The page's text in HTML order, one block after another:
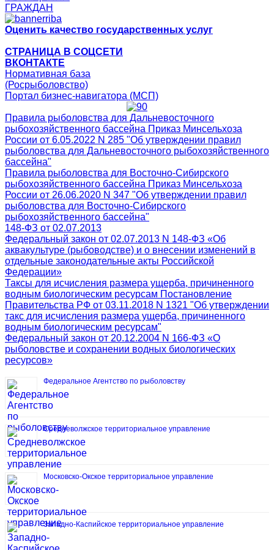
ГРАЖДАН
Оценить качество государственных услуг
СТРАНИЦА В СОЦСЕТИ
ВКОНТАКТЕ
Нормативная база
(Росрыболовство)
Портал бизнес-навигатора (МСП)
Правила рыболовства для Дальневосточного
рыбохозяйственного бассейна Приказ Минсельхоза
России от 6.05.2022 N 285 "Об утверждении правил
рыболовства для Дальневосточного рыбохозяйственного
бассейна"
Правила рыболовства для Восточно-Сибирского
рыбохозяйственного бассейна Приказ Минсельхоза
России от 26.06.2020 N 347 "Об утверждении правил
рыболовства для Восточно-Сибирского
рыбохозяйственного бассейна"
148-ФЗ от 02.07.2013
Федеральный закон от 02.07.2013 N 148-ФЗ «Об
аквакультуре (рыбоводстве) и о внесении изменений в
отдельные законодательные акты Российской
Федерации»
Таксы для исчисления размера ущерба, причиненного
водным биологическим ресурсам Постановление
Правительства РФ от 03.11.2018 N 1321 "Об утверждении
такс для исчисления размера ущерба, причиненного
водным биологическим ресурсам"
Федеральный закон от 20.12.2004 N 166-ФЗ «О
рыболовстве и сохранении водных биологических
ресурсов»
Федеральное Агентство по рыболовству
Средневолжское территориальное управление
Московско-Окское территориальное управление
Западно-Каспийское территориальное управление